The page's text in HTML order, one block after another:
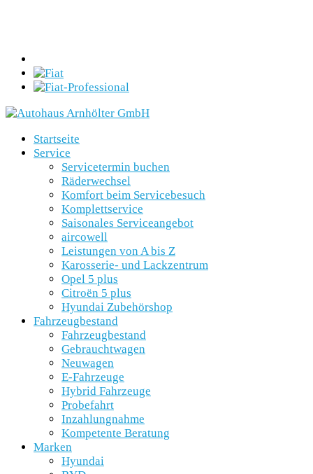
Startseite
Service
Servicetermin buchen
Räderwechsel
Komfort beim Servicebesuch
Komplettservice
Saisonales Serviceangebot
aircowell
Leistungen von A bis Z
Karosserie- und Lackzentrum
Opel 5 plus
Citroën 5 plus
Hyundai Zubehörshop
Fahrzeugbestand
Fahrzeugbestand
Gebrauchtwagen
Neuwagen
E-Fahrzeuge
Hybrid Fahrzeuge
Probefahrt
Inzahlungnahme
Kompetente Beratung
Marken
Hyundai